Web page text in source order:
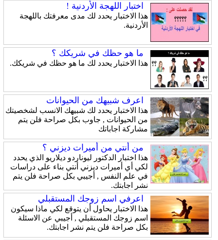
اختبار اللهجة الأردنية !
هذا الاختبار يحدد لك مدى معرفتك باللهجة
الأردنية.
ما هو حظك في شريكك ؟
هذا الاختبار يحدد لك ما هو حظك في شريكك.
اعرف شبيهك من الحيوانات
هذا الاختبار يحدد لك شبيهك الانسب لشخصيتك
من الحيوانات , جاوب بكل صراحة فلن يتم
مشاركة اجاباتك
من أنتي من أميرات ديزني ؟
هذا اختبار الدكتور ليوناردو ديلاريو الذي يحدد
لكي أي أميرات ديزني أنتي بناء على دراسات
في علم النفس , أجيبي بكل صراحة فلن يتم
نشر اجابتك.
اعرفي اسم زوجك المستقبلي
هذا الاختبار يحاول أن يتوقع لكي ماذا سيكون
اسم زوجك المستقبلي , أجيبي عن الاسئلة
بكل صراحة فلن يتم نشر اجابتك.